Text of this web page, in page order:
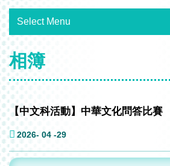
Select Menu
相簿
【中文科活動】中華文化問答比賽
2026- 04 -29